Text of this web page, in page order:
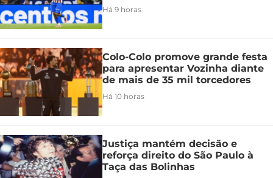
Há 9 horas
Colo-Colo promove grande festa
para apresentar Vozinha diante
de mais de 35 mil torcedores
Há 10 horas
Justiça mantém decisão e
reforça direito do São Paulo à
Taça das Bolinhas